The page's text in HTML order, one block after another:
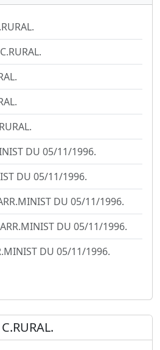
DU 05/11/1996.
DU 05/11/1996.
DU 05/11/1996.
DU 05/11/1996.
DU 05/11/1996.